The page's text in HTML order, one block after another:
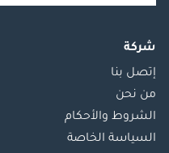
شركة
إتصل بنا
من نحن
الشروط والأحكام
السياسة الخاصة